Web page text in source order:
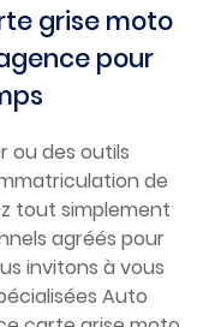
grise moto
pour
ou des outils
de
tout simplement
agréés pour
invitons à vous
Auto